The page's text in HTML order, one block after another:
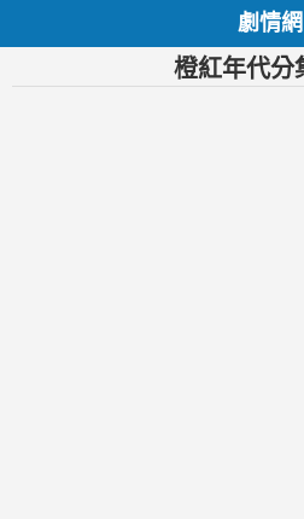
劇情網
橙紅年代分